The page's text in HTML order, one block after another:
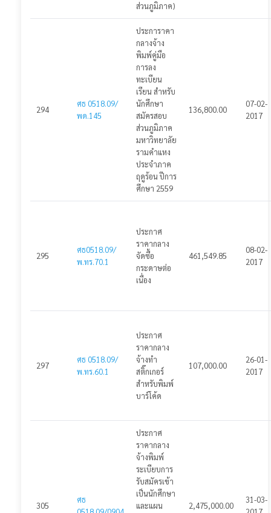
ส่วนภูมิภาค)
294
ศธ 0518.09/
พด.145
ประการาคา
กลางจ้าง
พิมพ์คู่มือ
การลง
ทะเบียน
เรียน สำหรับ
นักศึกษา
สมัครสอบ
ส่วนภูมิภาค
มหาวิทยาลัย
รามคำแหง
ประจำภาค
ฤดูร้อน ปีการ
ศึกษา 2559
136,800.00
07-02-
2017
295
ศธ0518.09/
พ.ทร.70.1
ประกาศ
ราคากลาง
จัดซื้อ
กระดาษต่อ
เนื่อง
461,549.85
08-02-
2017
297
ศธ 0518.09/
พ.ทร.60.1
ประกาศ
ราคากลาง
จ้างทำ
สติ๊กเกอร์
สำหรับพิมพ์
บาร์โค้ด
107,000.00
26-01-
2017
305
ศธ
ประกาศ
ราคากลาง
จ้างพิมพ์
ระเบียบการ
รับสมัครเข้า
เป็นนักศึกษา
และแผน
2,475,000.00
31-03-